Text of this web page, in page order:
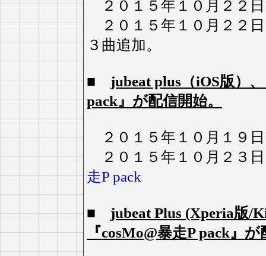
２０１５年１０月２２
２０１５年１０月２２
３曲追加。
■ jubeat plus（iOS版）
pack』が配信開始。
２０１５年１０月１９
２０１５年１０月２３
走P pack
■ jubeat Plus (Xperia版/
『cosMo@暴走P pack』